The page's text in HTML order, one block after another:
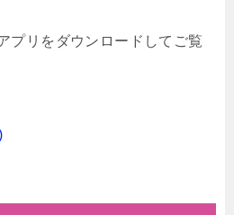
プリをダウンロードしてご覧